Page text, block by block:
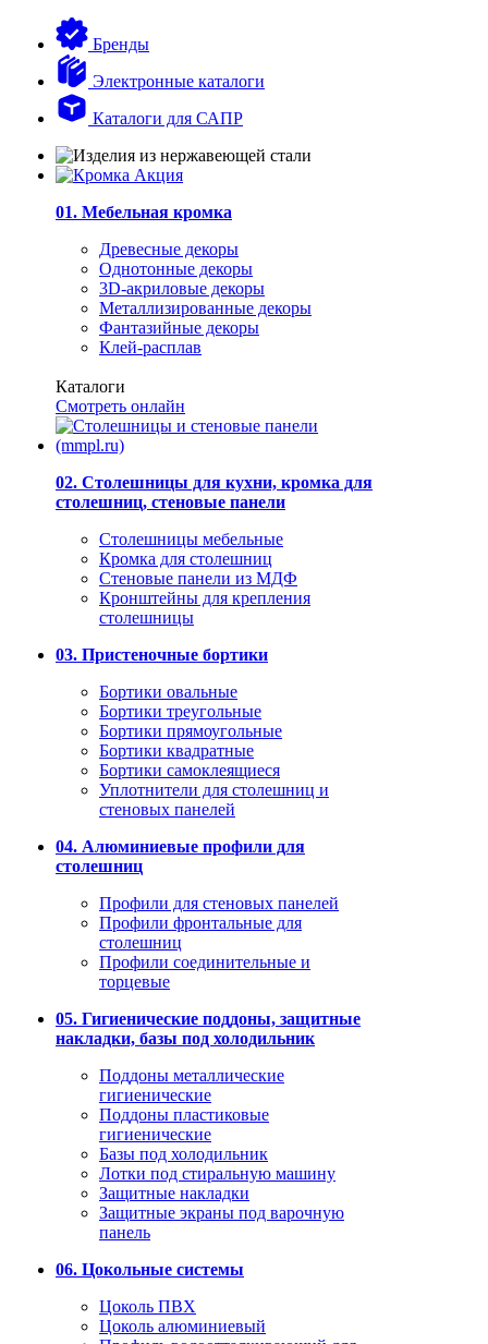
Бренды
Электронные каталоги
Каталоги для САПР
01. Мебельная кромка
Древесные декоры
Однотонные декоры
3D-акриловые декоры
Металлизированные декоры
Фантазийные декоры
Клей-расплав
Каталоги
Смотреть онлайн
02. Столешницы для кухни, кромка для
столешниц, стеновые панели
Столешницы мебельные
Кромка для столешниц
Стеновые панели из МДФ
Кронштейны для крепления
столешницы
03. Пристеночные бортики
Бортики овальные
Бортики треугольные
Бортики прямоугольные
Бортики квадратные
Бортики самоклеящиеся
Уплотнители для столешниц и
стеновых панелей
04. Алюминиевые профили для
столешниц
Профили для стеновых панелей
Профили фронтальные для
столешниц
Профили соединительные и
торцевые
05. Гигиенические поддоны, защитные
накладки, базы под холодильник
Поддоны металлические
гигиенические
Поддоны пластиковые
гигиенические
Базы под холодильник
Лотки под стиральную машину
Защитные накладки
Защитные экраны под варочную
панель
06. Цокольные системы
Цоколь ПВХ
Цоколь алюминиевый